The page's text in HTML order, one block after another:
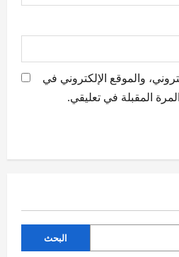
والموقع الإلكتروني في
المقبلة في تعليقي.
البحث